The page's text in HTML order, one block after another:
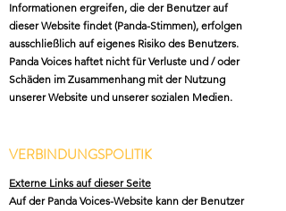
Informationen ergreifen, die der Benutzer auf
dieser Website findet (Panda-Stimmen), erfolgen
ausschließlich auf eigenes Risiko des Benutzers.
Panda Voices haftet nicht für Verluste und / oder
Schäden im Zusammenhang mit der Nutzung
unserer Website und unserer sozialen Medien.
VERBINDUNGSPOLITIK
Externe Links auf dieser Seite
Auf der Panda Voices-Website kann der Benutzer